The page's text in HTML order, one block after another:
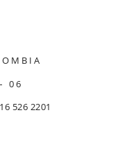
06
526 2201